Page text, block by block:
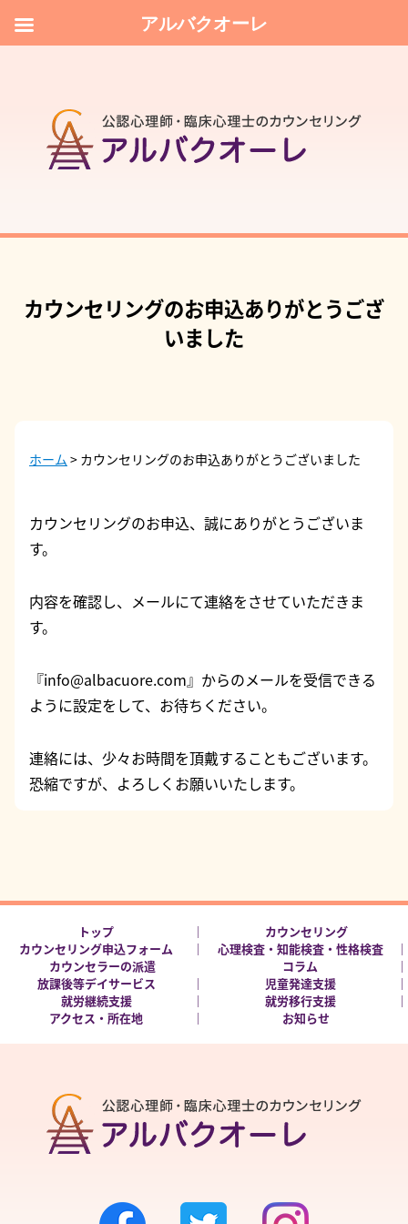
カウンセリングのお申込ありがとうござ
いました
ホーム > カウンセリングのお申込ありがとうございました
カウンセリングのお申込、誠にありがとうございま
す。
内容を確認し、メールにて連絡をさせていただきま
す。
『info@albacuore.com』からのメールを受信できる
ように設定をして、お待ちください。
連絡には、少々お時間を頂戴することもございます。
恐縮ですが、よろしくお願いいたします。
トップ
カウンセリング
カウンセリング申込フォーム
心理検査・知能検査・性格検査
カウンセラーの派遣
コラム
放課後等デイサービス
児童発達支援
就労継続支援
就労移行支援
アクセス・所在地
お知らせ
アルバクオーレ